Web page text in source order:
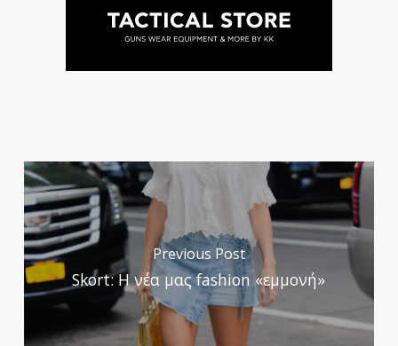
Previous Post
Skort: Η νέα μας fashion «εμμονή»